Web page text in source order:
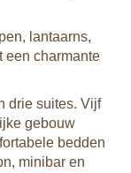
lantaarns,
een charmante
drie suites. Vijf
gebouw
bedden
minibar en